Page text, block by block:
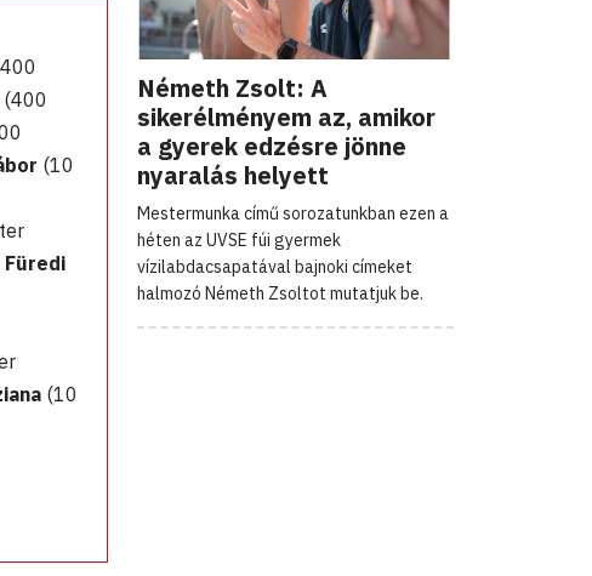
(400
(10
Füredi
(10
Németh Zsolt: A
sikerélményem az, amikor
a gyerek edzésre jönne
nyaralás helyett
Mestermunka című sorozatunkban ezen a
héten az UVSE fúi gyermek
vízilabdacsapatával bajnoki címeket
halmozó Németh Zsoltot mutatjuk be.